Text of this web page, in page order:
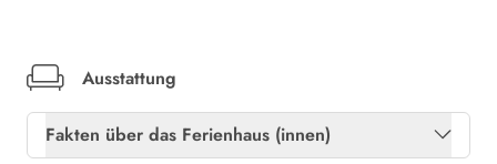
Filmabenden mit der ganzen Familie. Hier findet ihr 3 deutsche
Kanäle.
Ausstattung
Fakten über das Ferienhaus (innen)